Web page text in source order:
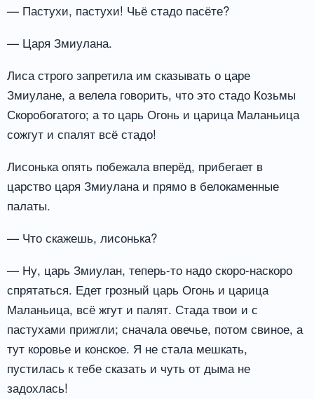
— Пастухи, пастухи! Чьё стадо пасёте?
— Царя Змиулана.
Лиса строго запретила им сказывать о царе
Змиулане, а велела говорить, что это стадо Козьмы
Скоробогатого; а то царь Огонь и царица Маланьица
сожгут и спалят всё стадо!
Лисонька опять побежала вперёд, прибегает в
царство царя Змиулана и прямо в белокаменные
палаты.
— Что скажешь, лисонька?
— Ну, царь Змиулан, теперь-то надо скоро-наскоро
спрятаться. Едет грозный царь Огонь и царица
Маланьица, всё жгут и палят. Стада твои и с
пастухами прижгли; сначала овечье, потом свиное, а
тут коровье и конское. Я не стала мешкать,
пустилась к тебе сказать и чуть от дыма не
задохлась!